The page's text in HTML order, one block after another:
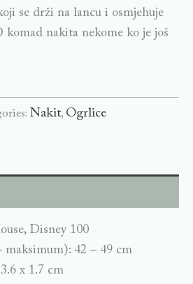
se drži na lancu i osmjehuje
komad nakita nekome ko je još
Nakit, Ogrlice
Disney 100
42 – 49 cm
x 1.7 cm